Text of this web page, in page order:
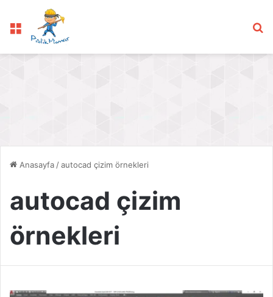
Menü
Anasayfa /autocad çizim örnekleri
autocad çizim
örnekleri